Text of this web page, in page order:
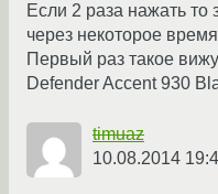
Если 2 раза нажать то
через некоторое
Первый раз такое
Defender Accent 930
timuaz
10.08.2014